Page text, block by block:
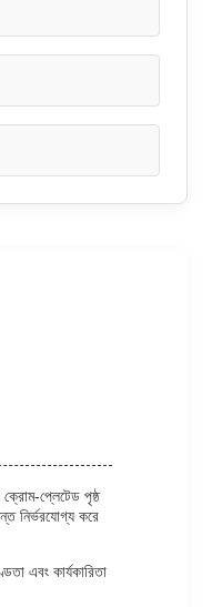
ক্রোম-প্লেটেড পৃষ্ঠ
নির্ভরযোগ্য করে
এবং কার্যকারিতা